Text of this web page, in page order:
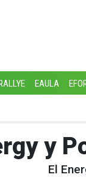
EAULA
y
El